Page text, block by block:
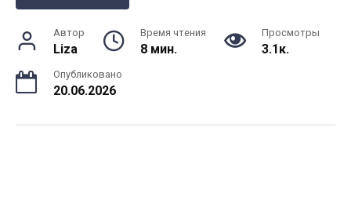
Автор
Liza
Время чтения
8 мин.
Просмотры
3.1к.
Опубликовано
20.06.2026